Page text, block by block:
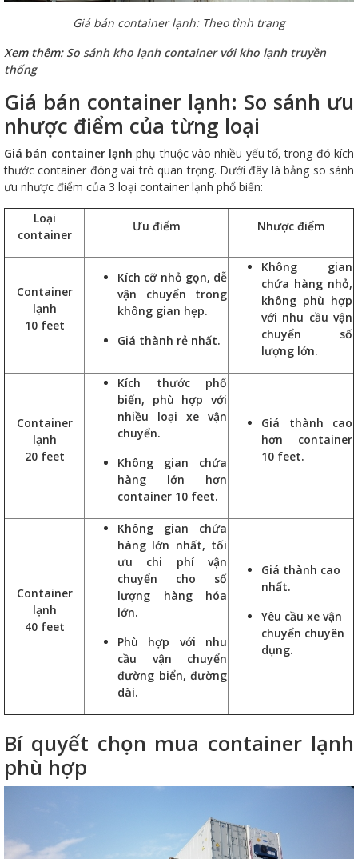
Giá bán container lạnh: Theo tình trạng
Xem thêm: So sánh kho lạnh container với kho lạnh truyền
thống
Giá bán container lạnh: So sánh ưu
nhược điểm của từng loại
Giá bán container lạnhphụ thuộc vào nhiều yếu tố, trong đó kích
thước container đóng vai trò quan trọng. Dưới đây là bảng so sánh
ưu nhược điểm của 3 loại container lạnh phổ biến:
Loại
container
Ưu điểm Nhược điểm
Container
lạnh
10 feet
Kích cỡ nhỏ gọn, dễ
vận chuyển trong
không gian hẹp.
Giá thành rẻ nhất.
Không gian
chứa hàng nhỏ,
không phù hợp
với nhu cầu vận
chuyển số
lượng lớn.
Container
lạnh
20 feet
Kích thước phổ
biến, phù hợp với
nhiều loại xe vận
chuyển.
Không gian chứa
hàng lớn hơn
container 10 feet.
Giá thành cao
hơn container
10 feet.
Container
lạnh
40 feet
Không gian chứa
hàng lớn nhất, tối
ưu chi phí vận
chuyển cho số
lượng hàng hóa
lớn.
Phù hợp với nhu
cầu vận chuyển
đường biển, đường
dài.
Giá thành cao
nhất.
Yêu cầu xe vận
chuyển chuyên
dụng.
Bí quyết chọn mua container lạnh
phù hợp